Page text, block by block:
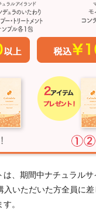
、期間中ナチュラル
入いただいた方全員に
。